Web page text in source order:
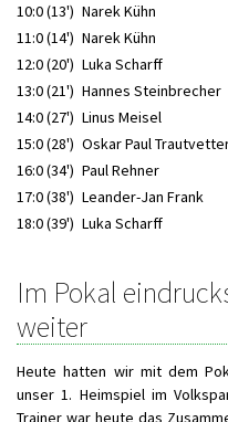
10:0 (13') Narek Kühn
11:0 (14') Narek Kühn
12:0 (20') Luka Scharff
13:0 (21') Hannes Steinbrecher
14:0 (27') Linus Meisel
15:0 (28') Oskar Paul
16:0 (34') Paul Rehner
17:0 (38') Leander-Jan Frank
18:0 (39') Luka Scharff
Im Pokal
weiter
Heute hatten wir mit dem
unser 1. Heimspiel im
Trainer war heute das